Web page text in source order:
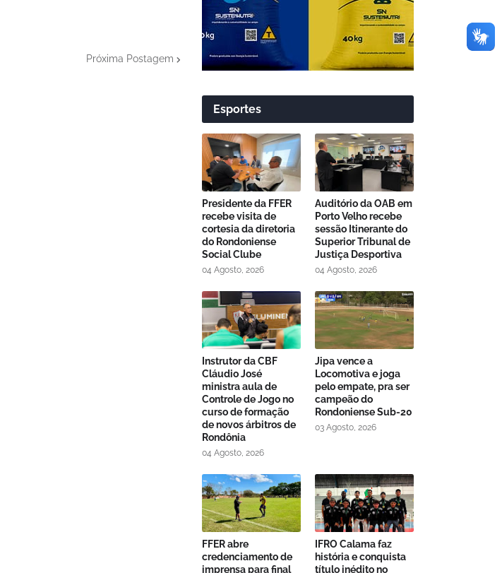
Próxima Postagem
Esportes
Presidente da FFER
recebe visita de
cortesia da diretoria
do Rondoniense
Social Clube
04 Agosto, 2026
Auditório da OAB em
Porto Velho recebe
sessão Itinerante do
Superior Tribunal de
Justiça Desportiva
04 Agosto, 2026
Instrutor da CBF
Cláudio José
ministra aula de
Controle de Jogo no
curso de formação
de novos árbitros de
Rondônia
04 Agosto, 2026
Jipa vence a
Locomotiva e joga
pelo empate, pra ser
campeão do
Rondoniense Sub-20
03 Agosto, 2026
FFER abre
credenciamento de
imprensa para final
IFRO Calama faz
história e conquista
título inédito no